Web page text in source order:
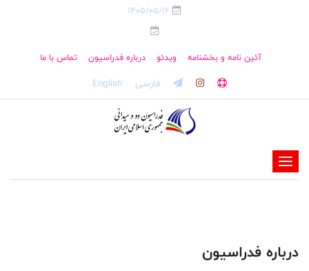
1405/05/16
آئین نامه و بخشنامه ویدئو درباره فدراسیون تماس با ما
فارسی English
-
-
-
درباره فدراسیون